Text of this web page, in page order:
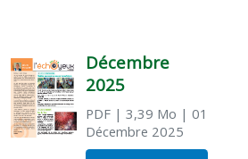
Décembre
2025
PDF| 3,39 Mo | 01
Décembre 2025